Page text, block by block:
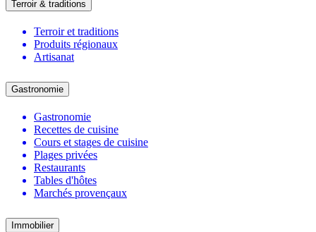
Terroir & traditions
Terroir et traditions
Produits régionaux
Artisanat
Gastronomie
Gastronomie
Recettes de cuisine
Cours et stages de cuisine
Plages privées
Restaurants
Tables d'hôtes
Marchés provençaux
Immobilier